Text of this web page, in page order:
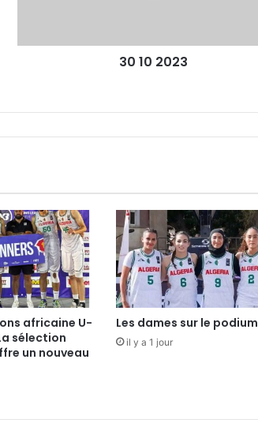
30 10 2023
africaine U-
sélection
un nouveau
Les dames sur le podium
il y a 1 jour